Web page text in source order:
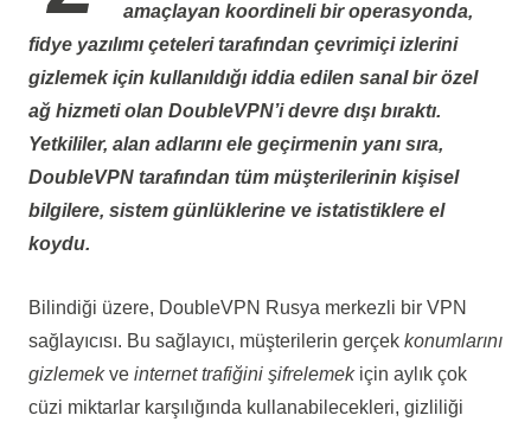
amaçlayan koordineli bir operasyonda,
fidye yazılımı çeteleri tarafından çevrimiçi izlerini
gizlemek için kullanıldığı iddia edilen sanal bir özel
ağ hizmeti olan DoubleVPN’idevre dışı bıraktı.
Yetkililer, alan adlarını ele geçirmenin yanı sıra,
DoubleVPN tarafından tüm müşterilerinin kişisel
bilgilere, sistem günlüklerineveistatistiklereel
koydu.
Bilindiği üzere, DoubleVPN Rusya merkezli bir VPN
sağlayıcısı. Bu sağlayıcı, müşterilerin gerçek konumlarını
gizlemekve internet trafiğini şifrelemekiçin aylık çok
cüzi miktarlar karşılığında kullanabilecekleri, gizliliği